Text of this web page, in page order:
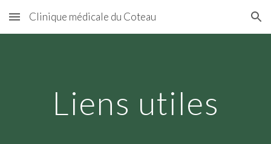
Skip to main content Skip to navigation
Clinique médicale du Coteau
Liens utiles